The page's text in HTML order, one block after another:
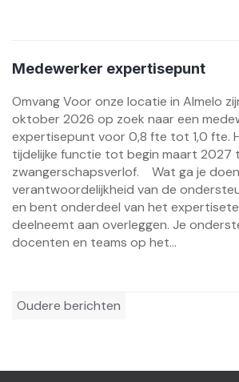
Medewerker expertisepunt
Omvang Voor onze locatie in Almelo
oktober 2026 op zoek naar een
expertisepunt voor 0,8 fte tot 1,0 fte.
tijdelijke functie tot begin maart 2027
zwangerschapsverlof. Wat ga je
verantwoordelijkheid van de
en bent onderdeel van het
deelneemt aan overleggen. Je
docenten en teams op het...
Berichtennavigatie
Oudere berichten